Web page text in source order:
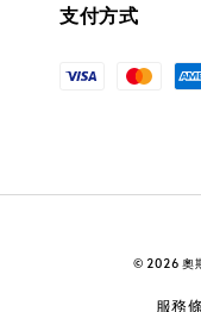
支付方式
© 2026 奧
服務